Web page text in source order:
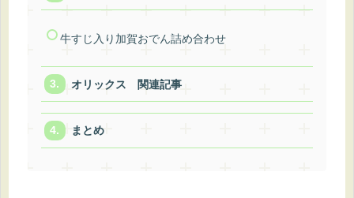
牛すじ入り加賀おでん詰め合わせ
オリックス 関連記事
まとめ